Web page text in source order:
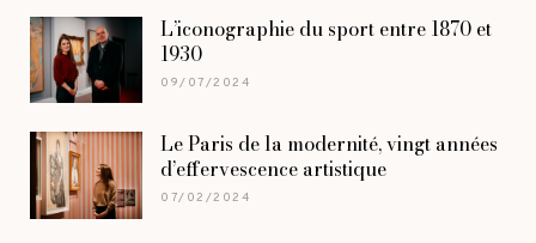
L’iconographie du sport entre 1870 et
1930
09/07/2024
Le Paris de la modernité, vingt années
d’effervescence artistique
07/02/2024